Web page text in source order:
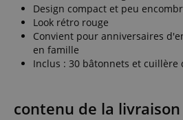
Design compact et peu
Look rétro rouge
Convient pour anniversaires
en famille
Inclus : 30 bâtonnets et cuillère
contenu de la livraison